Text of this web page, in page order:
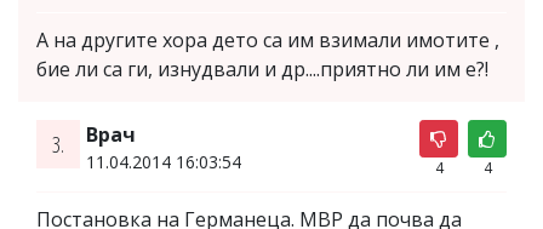
А на другите хора дето са им взимали имотите ,
бие ли са ги, изнудвали и др....приятно ли им е?!
3. Врач
11.04.2014 16:03:54 4 4
Постановка на Германеца. МВР да почва да